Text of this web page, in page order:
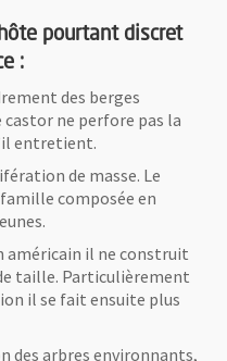
pourtant discret
:
des berges
ne perfore pas la
entretient.
de masse. Le
composée en
américain il ne construit
taille. Particulièrement
il se fait ensuite plus
des arbres environnants,